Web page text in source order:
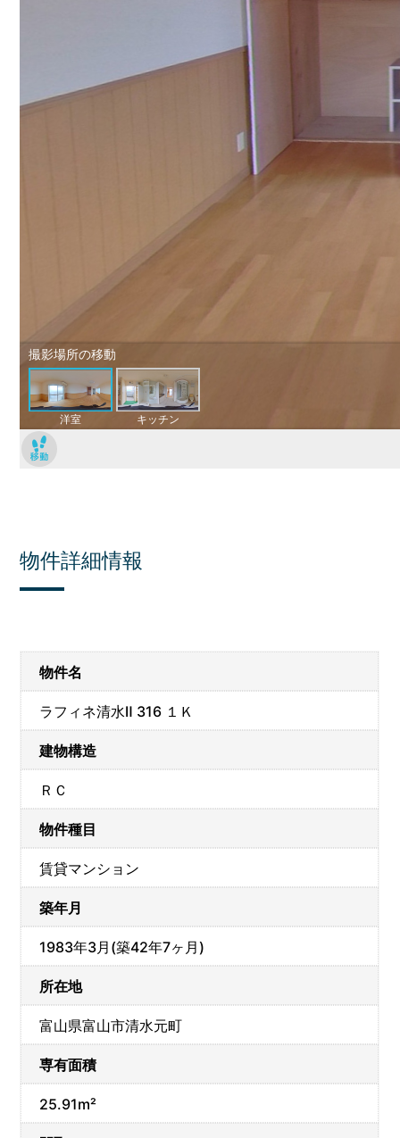
物件詳細情報
物件名
ラフィネ清水Ⅱ 316 １Ｋ
建物構造
ＲＣ
物件種目
賃貸マンション
築年月
1983年3月(築42年7ヶ月)
所在地
富山県富山市清水元町
専有面積
25.91m²